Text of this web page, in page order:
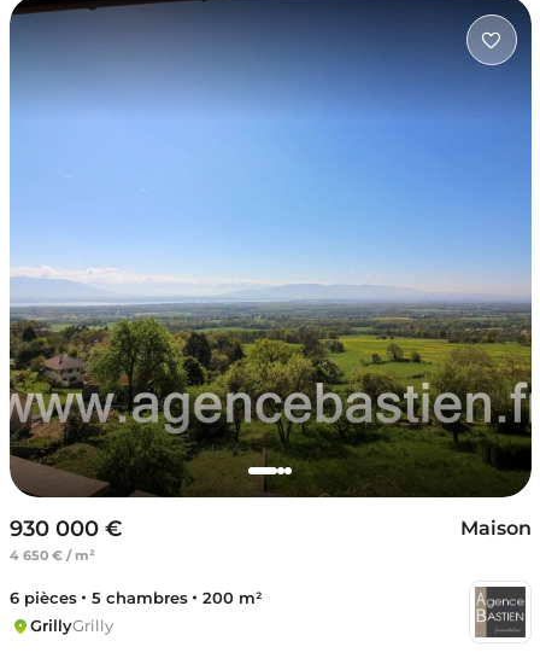
930 000 €
4 650 € / m²
Maison
6 pièces 5 chambres
200 m²
GrillyGrilly